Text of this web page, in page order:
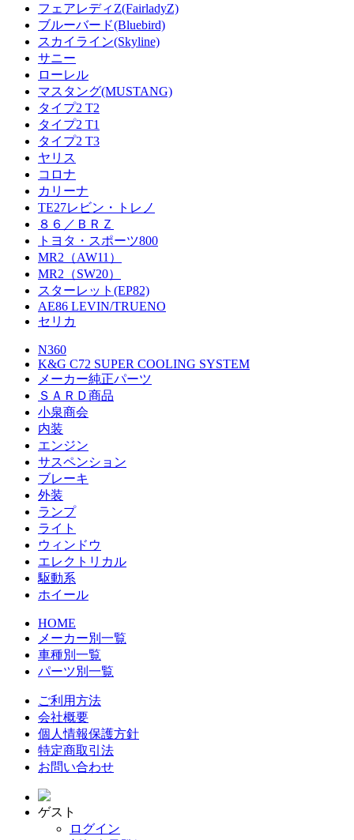
フェアレディZ(FairladyZ)
ブルーバード(Bluebird)
スカイライン(Skyline)
サニー
ローレル
マスタング(MUSTANG)
タイプ2 T2
タイプ2 T1
タイプ2 T3
ヤリス
コロナ
カリーナ
TE27レビン・トレノ
８６／ＢＲＺ
トヨタ・スポーツ800
MR2（AW11）
MR2（SW20）
スターレット(EP82)
AE86 LEVIN/TRUENO
セリカ
N360
K&G C72 SUPER COOLING SYSTEM
メーカー純正パーツ
ＳＡＲＤ商品
小泉商会
内装
エンジン
サスペンション
ブレーキ
外装
ランプ
ライト
ウィンドウ
エレクトリカル
駆動系
ホイール
HOME
メーカー別一覧
車種別一覧
パーツ別一覧
ご利用方法
会社概要
個人情報保護方針
特定商取引法
お問い合わせ
ゲスト
ログイン